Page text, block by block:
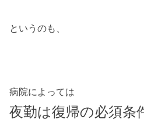
というのも、
病院によっては
夜勤は復帰の必須条